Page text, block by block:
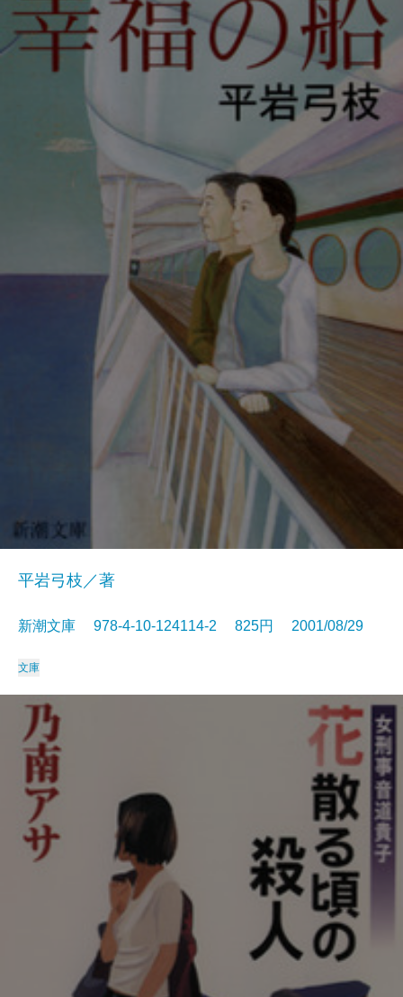
平岩弓枝／著
新潮文庫 978-4-10-124114-2 825円 2001/08/29
文庫